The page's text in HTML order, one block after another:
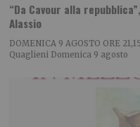
“Da Cavour alla
Alassio
DOMENICA 9 AGOSTO ORE
Quaglieni Domenica 9 agosto